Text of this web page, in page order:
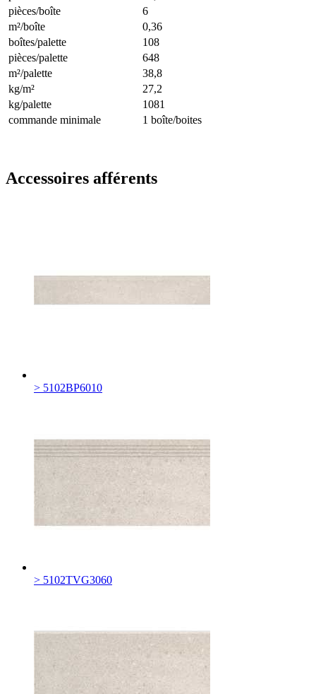
pièces/boîte
6
m²/boîte
0,36
boîtes/palette
108
pièces/palette
648
m²/palette
38,8
kg/m²
27,2
kg/palette
1081
commande minimale
1 boîte/boites
Accessoires afférents
> 5102BP6010
> 5102TVG3060